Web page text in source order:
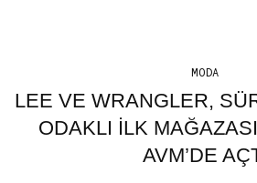
MODA
LEE VE WRANGLER,
ODAKLI İLK
AVM’DE